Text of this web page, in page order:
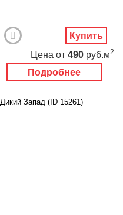
Подробнее
Цена от 490 руб.м2
Купить
Дикий Запад (ID 15261)